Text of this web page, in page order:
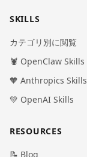
SKILLS
カテゴリ別に閲覧
🦞 OpenClaw Skills
🧡 Anthropics Skills
💚 OpenAI Skills
RESOURCES
📝 Blog